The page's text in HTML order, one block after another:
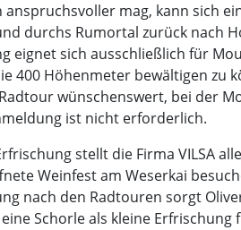
anspruchsvoller mag, kann sich
durchs Rumortal zurück nach
eignet sich ausschließlich für
400 Höhenmeter bewältigen zu
wünschenswert, bei der
ist nicht erforderlich.
stellt die Firma VILSA
Weinfest am Weserkai
nach den Radtouren sorgt
Schorle als kleine